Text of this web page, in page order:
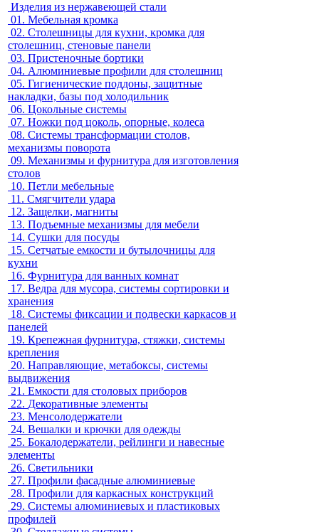
Изделия из нержавеющей стали
01. Мебельная кромка
02. Столешницы для кухни, кромка для
столешниц, стеновые панели
03. Пристеночные бортики
04. Алюминиевые профили для столешниц
05. Гигиенические поддоны, защитные
накладки, базы под холодильник
06. Цокольные системы
07. Ножки под цоколь, опорные, колеса
08. Системы трансформации столов,
механизмы поворота
09. Механизмы и фурнитура для изготовления
столов
10. Петли мебельные
11. Смягчители удара
12. Защелки, магниты
13. Подъемные механизмы для мебели
14. Сушки для посуды
15. Сетчатые емкости и бутылочницы для
кухни
16. Фурнитура для ванных комнат
17. Ведра для мусора, системы сортировки и
хранения
18. Системы фиксации и подвески каркасов и
панелей
19. Крепежная фурнитура, стяжки, системы
крепления
20. Направляющие, метабоксы, системы
выдвижения
21. Емкости для столовых приборов
22. Декоративные элементы
23. Менсолодержатели
24. Вешалки и крючки для одежды
25. Бокалодержатели, рейлинги и навесные
элементы
26. Светильники
27. Профили фасадные алюминиевые
28. Профили для каркасных конструкций
29. Системы алюминиевых и пластиковых
профилей